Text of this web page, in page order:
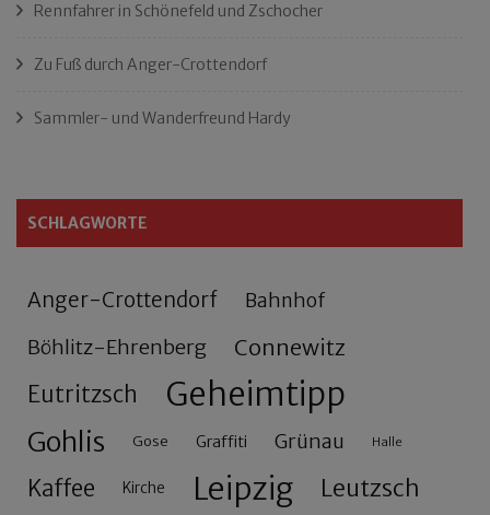
Rennfahrer in Schönefeld und Zschocher
Zu Fuß durch Anger-Crottendorf
Sammler- und Wanderfreund Hardy
SCHLAGWORTE
Anger-Crottendorf Bahnhof
Böhlitz-Ehrenberg Connewitz
Eutritzsch Geheimtipp
Gohlis Gose Graffiti Grünau Halle
Kaffee Kirche Leipzig Leutzsch